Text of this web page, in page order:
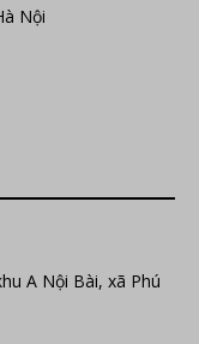
Nội
A Nội Bài, xã Phú